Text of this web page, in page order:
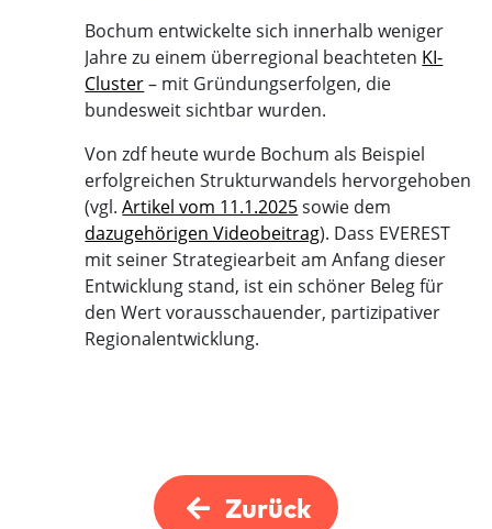
Bochum entwickelte sich innerhalb weniger
Jahre zu einem überregional beachteten KI-
Cluster– mit Gründungserfolgen, die
bundesweit sichtbar wurden.
Von zdf heute wurde Bochum als Beispiel
erfolgreichen Strukturwandels hervorgehoben
(vgl.Artikel vom 11.1.2025sowie dem
dazugehörigen Videobeitrag). Dass EVEREST
mit seiner Strategiearbeit am Anfang dieser
Entwicklung stand, ist ein schöner Beleg für
den Wert vorausschauender, partizipativer
Regionalentwicklung.
Zurück